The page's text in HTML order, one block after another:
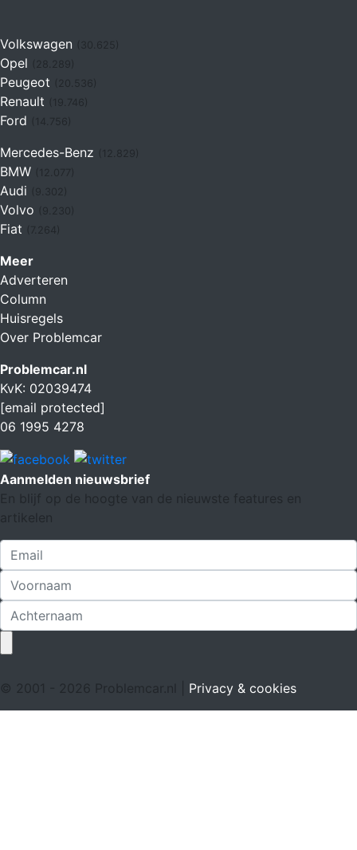
Volkswagen (30.625)
Opel
Peugeot (20.536)
Renault (19.746)
Ford (14.756)
Mercedes-Benz
BMW
Audi
Volvo
Fiat (7.264)
Meer
Adverteren
Column
Huisregels
Over Problemcar
Problemcar.nl
KvK: 02039474
[email protected]
06 1995 4278
Aanmelden nieuwsbrief
En blijf op de hoogte van de nieuwste features en
artikelen
© 2001 - 2026 Problemcar.nl | Privacy & cookies